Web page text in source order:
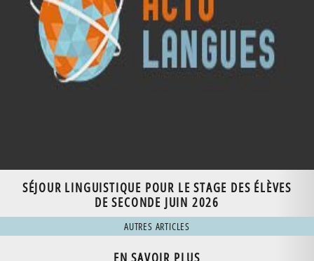
SÉJOUR LINGUISTIQUE POUR LE STAGE DES ÉLÈVES
DE SECONDE JUIN 2026
AUTRES ARTICLES